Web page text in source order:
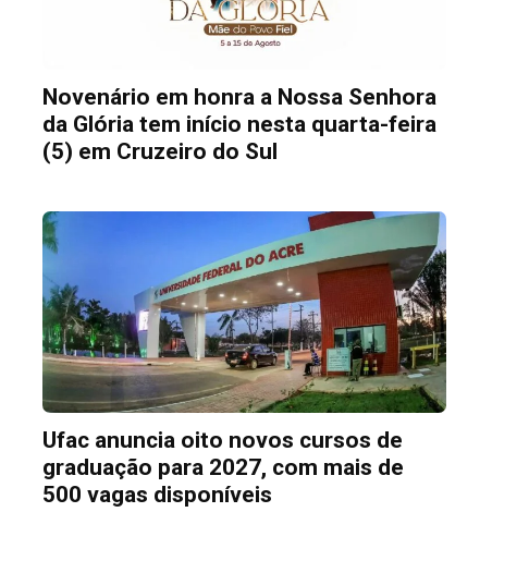
Novenário em honra a Nossa Senhora
da Glória tem início nesta quarta-feira
(5) em Cruzeiro do Sul
Ufac anuncia oito novos cursos de
graduação para 2027, com mais de
500 vagas disponíveis